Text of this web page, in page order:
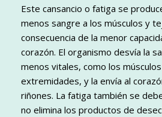
Este cansancio o fatiga se
menos sangre a los músculos y
consecuencia de la menor
corazón. El organismo desvía la
menos vitales, como los
extremidades, y la envía al
riñones. La fatiga también se
no elimina los productos de